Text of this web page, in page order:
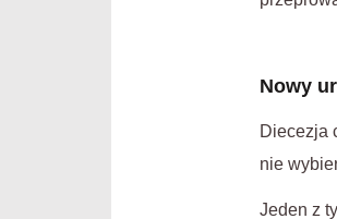
Nowy
Diecezja
nie
Jeden z